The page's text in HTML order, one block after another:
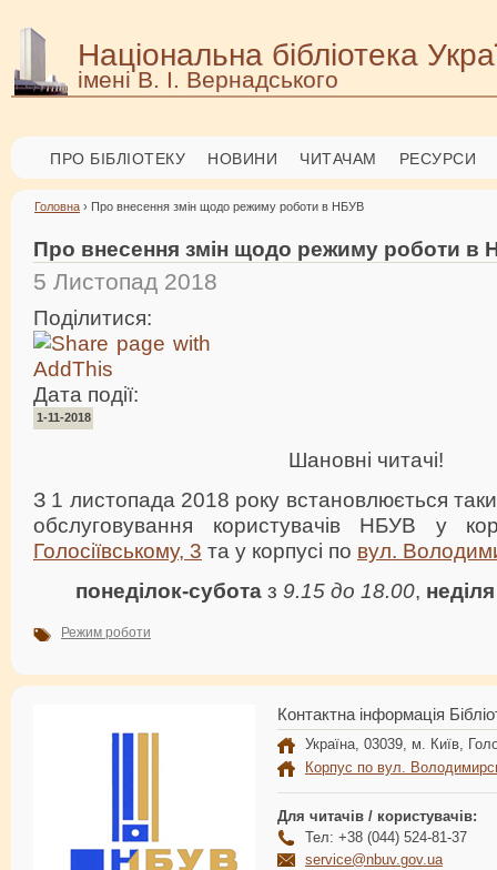
Національна бібліотека
імені В. І. Вернадського
ПРО БІБЛІОТЕКУ НОВИНИ ЧИТАЧАМ РЕСУРСИ
Головна › Про внесення змін щодо режиму роботи в НБУВ
Про внесення змін щодо режиму роботи в
5 Листопад 2018
Поділитися:
Дата події:
1-11-2018
Шановні читачі!
З 1 листопада 2018 року встановлюється
обслуговування користувачів НБУВ у
Голосіївському, 3 та у корпусі по вул.
понеділок-субота з 9.15 до 18.00, неділя
Режим роботи
Контактна інформація
Україна, 03039, м. Київ,
Корпус по вул.
Для читачів / користувачів:
Тел: +38 (044) 524-81-37
service@nbuv.gov.ua